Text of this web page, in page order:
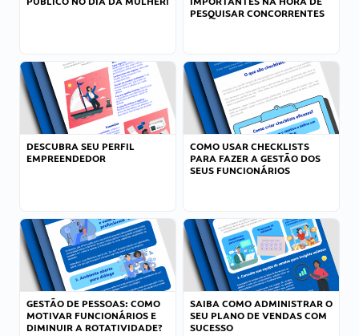
PESQUISAR CONCORRENTES
DESCUBRA SEU PERFIL
EMPREENDEDOR
COMO USAR CHECKLISTS
PARA FAZER A GESTÃO DOS
SEUS FUNCIONÁRIOS
GESTÃO DE PESSOAS: COMO
MOTIVAR FUNCIONÁRIOS E
DIMINUIR A ROTATIVIDADE?
SAIBA COMO ADMINISTRAR O
SEU PLANO DE VENDAS COM
SUCESSO